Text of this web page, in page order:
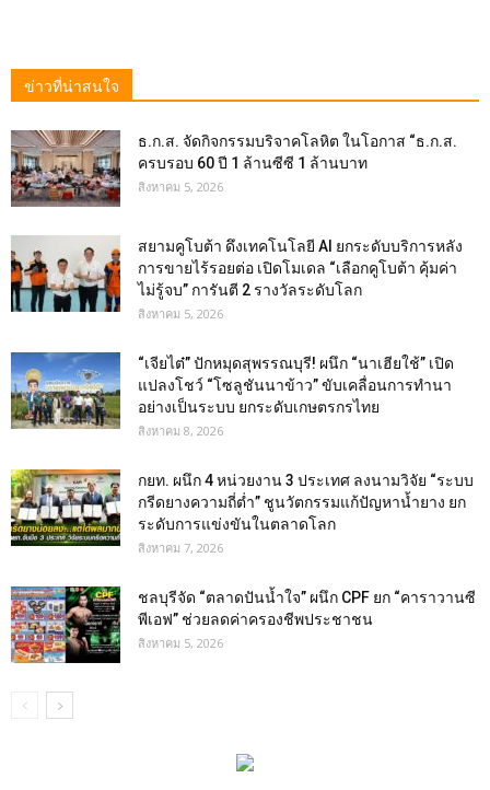
ข่าวที่น่าสนใจ
ธ.ก.ส. จัดกิจกรรมบริจาคโลหิต ในโอกาส “ธ.ก.ส.
ครบรอบ 60 ปี 1 ล้านซีซี 1 ล้านบาท
สิงหาคม 5, 2026
สยามคูโบต้า ดึงเทคโนโลยี AI ยกระดับบริการหลัง
การขายไร้รอยต่อ เปิดโมเดล “เลือกคูโบต้า คุ้มค่า
ไม่รู้จบ” การันตี 2 รางวัลระดับโลก
สิงหาคม 5, 2026
“เจียไต๋” ปักหมุดสุพรรณบุรี! ผนึก “นาเฮียใช้” เปิด
แปลงโชว์ “โซลูชันนาข้าว” ขับเคลื่อนการทำนา
อย่างเป็นระบบ ยกระดับเกษตรกรไทย
สิงหาคม 8, 2026
กยท. ผนึก 4 หน่วยงาน 3 ประเทศ ลงนามวิจัย “ระบบ
กรีดยางความถี่ต่ำ” ชูนวัตกรรมแก้ปัญหาน้ำยาง ยก
ระดับการแข่งขันในตลาดโลก
สิงหาคม 7, 2026
ชลบุรีจัด “ตลาดปันน้ำใจ” ผนึก CPF ยก “คาราวานซี
พีเอฟ” ช่วยลดค่าครองชีพประชาชน
สิงหาคม 5, 2026